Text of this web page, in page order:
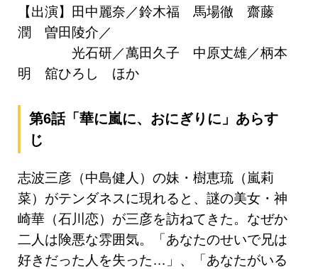
【出演】田中麗奈／鈴木福 馬場徹 齋藤
潤 曽田陵介／
光石研／萬田久子 中原丈雄／柄本
明 舘ひろし ほか
第6話「華に嵐に、おにぎりに」あらす
じ
志波三彦（中島健人）の妹・樹恵琉（嵐莉
菜）がテンダネスに現れると、謎の美女・神
崎華（石川恋）が三彦を訪ねてきた。なぜか
二人は険悪な雰囲気。「あなたのせいで兄は
好きだった人を失った…」、「あなたがいる